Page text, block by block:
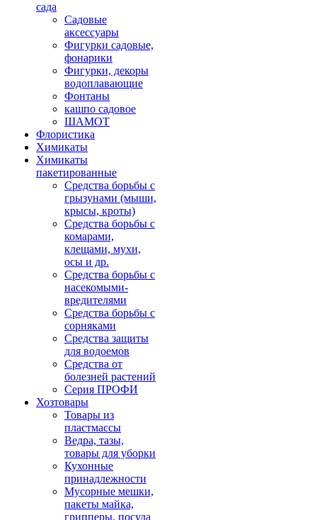
сада
Садовые
аксессуары
Фигурки садовые,
фонарики
Фигурки, декоры
водоплавающие
Фонтаны
кашпо садовое
ШАМОТ
Флористика
Химикаты
Химикаты
пакетированные
Средства борьбы с
грызунами (мыши,
крысы, кроты)
Средства борьбы с
комарами,
клещами, мухи,
осы и др.
Средства борьбы с
насекомыми-
вредителями
Средства борьбы с
сорняками
Средства защиты
для водоемов
Средства от
болезней растений
Серия ПРОФИ
Хозтовары
Товары из
пластмассы
Ведра, тазы,
товары для уборки
Кухонные
принадлежности
Мусорные мешки,
пакеты майка,
грипперы, посуда